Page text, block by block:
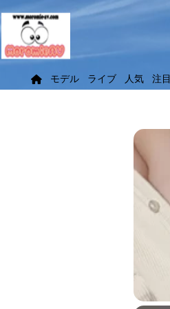
モデル ライブ 人気 注目